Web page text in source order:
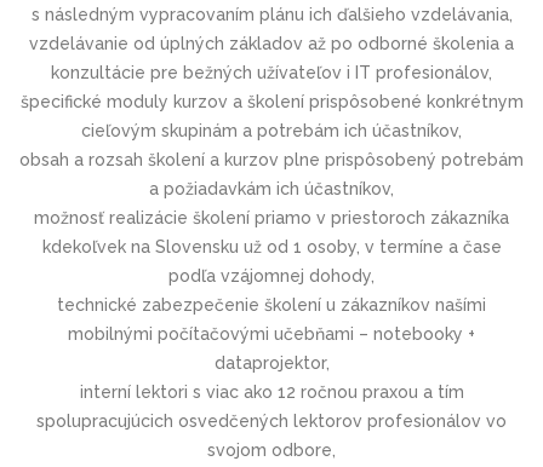
s následným vypracovaním plánu ich ďalšieho vzdelávania,
vzdelávanie od úplných základov až po odborné školenia a
konzultácie pre bežných užívateľov i IT profesionálov,
špecifické moduly kurzov a školení prispôsobené konkrétnym
cieľovým skupinám a potrebám ich účastníkov,
obsah a rozsah školení a kurzov plne prispôsobený potrebám
a požiadavkám ich účastníkov,
možnosť realizácie školení priamo v priestoroch zákazníka
kdekoľvek na Slovensku už od 1 osoby, v termíne a čase
podľa vzájomnej dohody,
technické zabezpečenie školení u zákazníkov našími
mobilnými počítačovými učebňami – notebooky +
dataprojektor,
interní lektori s viac ako 12 ročnou praxou a tím
spolupracujúcich osvedčených lektorov profesionálov vo
svojom odbore,